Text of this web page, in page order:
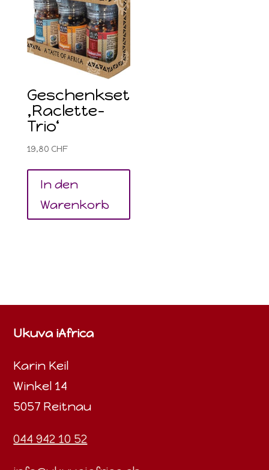
Geschenkset
‚Raclette-
Trio‘
19,80 CHF
In den
Warenkorb
Ukuva iAfrica
Karin Keil
Winkel 14
5057 Reitnau
044 942 10 52